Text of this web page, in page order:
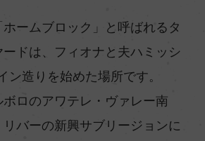
ームブロック」と呼ばれるタ
ドは、フィオナと夫ハミッシ
ン造りを始めた場所です。
ロのアワテレ・ヴァレー南
バーの新興サブリージョンに